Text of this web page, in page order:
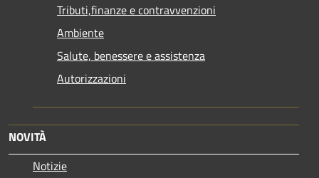
Tributi,finanze e contravvenzioni
Ambiente
Salute, benessere e assistenza
Autorizzazioni
NOVITÀ
Notizie